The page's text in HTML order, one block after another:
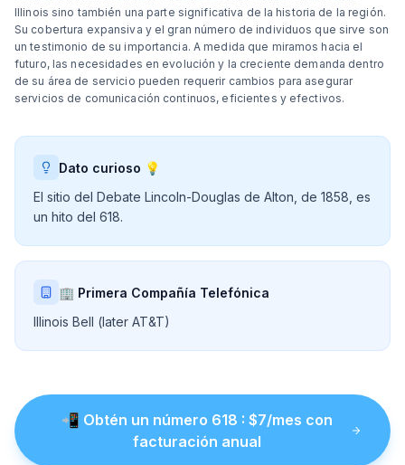
Illinois sino también una parte significativa de la historia de la región.
Su cobertura expansiva y el gran número de individuos que sirve son
un testimonio de su importancia. A medida que miramos hacia el
futuro, las necesidades en evolución y la creciente demanda dentro
de su área de servicio pueden requerir cambios para asegurar
servicios de comunicación continuos, eficientes y efectivos.
Dato curioso 💡
El sitio del Debate Lincoln-Douglas de Alton, de 1858, es
un hito del 618.
🏢 Primera Compañía Telefónica
Illinois Bell (later AT&T)
📲 Obtén un número 618 : $7/mes con
facturación anual